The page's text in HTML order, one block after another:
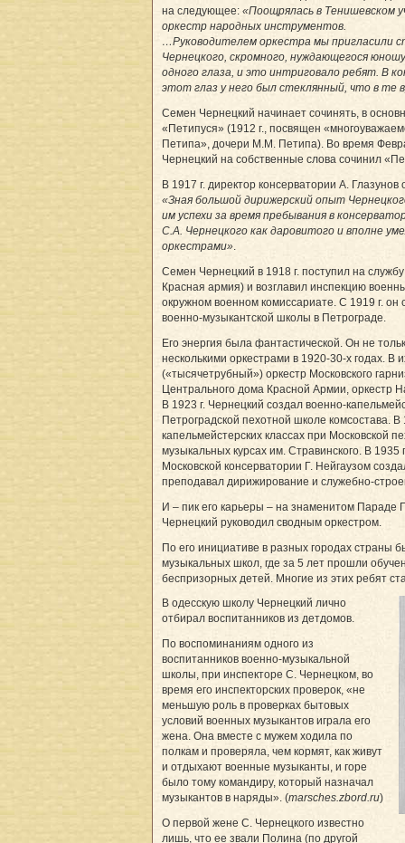
на следующее: «Поощрялась в Тенишевском
оркестр народных инструментов.
…Руководителем оркестра мы пригласили
Чернецкого, скромного, нуждающегося
одного глаза, и это интриговало ребят. В
этот глаз у него был стеклянный, что в те
Семен Чернецкий начинает сочинять, в
«Петипуся» (1912 г., посвящен
Петипа», дочери М.М. Петипа). Во время
Чернецкий на собственные слова сочинил
В 1917 г. директор консерватории А. Глазунов
«Зная большой дирижерский опыт
им успехи за время пребывания в
С.А. Чернецкого как даровитого и вполне
оркестрами».
Семен Чернецкий в 1918 г. поступил на
Красная армия) и возглавил инспекцию
окружном военном комиссариате. С 1919 г.
военно-музыкантской школы в Петрограде.
Его энергия была фантастической. Он не
несколькими оркестрами в 1920-30-х годах. В
(«тысячетрубный») оркестр Московского
Центрального дома Красной Армии, оркестр
В 1923 г. Чернецкий создал военно-
Петроградской пехотной школе комсостава. В
капельмейстерских классах при Московской
музыкальных курсах им. Стравинского. В 1935
Московской консерватории Г. Нейгаузом
преподавал дирижирование и служебно-
И – пик его карьеры – на знаменитом
Чернецкий руководил сводным оркестром.
По его инициативе в разных городах страны
музыкальных школ, где за 5 лет прошли
беспризорных детей. Многие из этих ребят
В одесскую школу Чернецкий лично
отбирал воспитанников из детдомов.
По воспоминаниям одного из
воспитанников военно-музыкальной
школы, при инспекторе С. Чернецком, во
время его инспекторских проверок, «не
меньшую роль в проверках бытовых
условий военных музыкантов играла его
жена. Она вместе с мужем ходила по
полкам и проверяла, чем кормят, как живут
и отдыхают военные музыканты, и горе
было тому командиру, который назначал
музыкантов в наряды». (marsches.zbord.ru)
О первой жене С. Чернецкого известно
лишь, что ее звали Полина (по другой